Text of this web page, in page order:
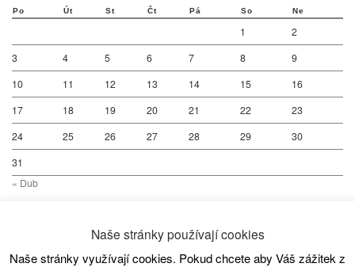
Po Út St Čt Pá So Ne
1
2
3
4 5 6 7 8
9
10
11 12 13 14 15
16
17
18 19 20 21 22
23
24
25 26 27 28 29
30
31
« Dub
© 2026SC80 Kanoistika – All rights reserved
Naše stránky používají cookies
Naše stránky využívají cookies. Pokud chcete aby Váš zážitek z